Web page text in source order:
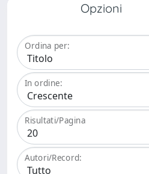
Opzioni
Ordina per:
In ordine:
Risultati/Pagina
Autori/Record: